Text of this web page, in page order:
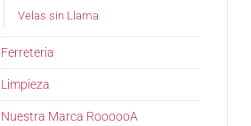
Velas sin Llama
Ferreteria
Limpieza
Nuestra Marca RoooooA